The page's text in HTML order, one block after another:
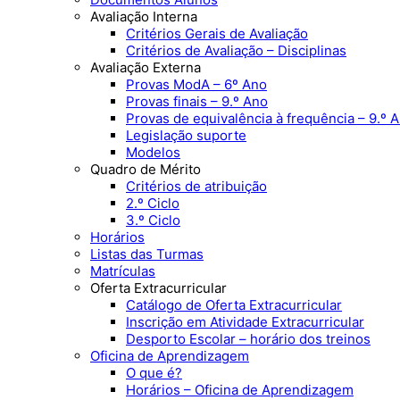
Avaliação Interna
Critérios Gerais de Avaliação
Critérios de Avaliação – Disciplinas
Avaliação Externa
Provas ModA – 6º Ano
Provas finais – 9.º Ano
Provas de equivalência à frequência – 9.º
Legislação suporte
Modelos
Quadro de Mérito
Critérios de atribuição
2.º Ciclo
3.º Ciclo
Horários
Listas das Turmas
Matrículas
Oferta Extracurricular
Catálogo de Oferta Extracurricular
Inscrição em Atividade Extracurricular
Desporto Escolar – horário dos treinos
Oficina de Aprendizagem
O que é?
Horários – Oficina de Aprendizagem